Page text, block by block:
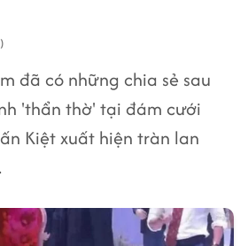
đã có những chia sẻ sau
'thẩn thờ' tại đám cưới
Kiệt xuất hiện tràn lan